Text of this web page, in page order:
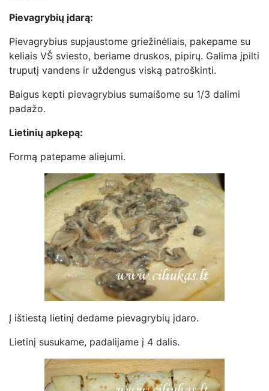
Pievagrybių įdarą:
Pievagrybius supjaustome griežinėliais, pakepame su
keliais VŠ sviesto, beriame druskos, pipirų. Galima įpilti
truputį vandens ir uždengus viską patroškinti.
Baigus kepti pievagrybius sumaišome su 1/3 dalimi
padažo.
Lietinių apkepą:
Formą patepame aliejumi.
Į ištiestą lietinį dedame pievagrybių įdaro.
Lietinį susukame, padalijame į 4 dalis.